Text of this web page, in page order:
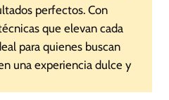
perfectos. Con
que elevan cada
para quienes buscan
una experiencia dulce y